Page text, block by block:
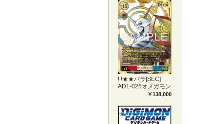
! !★★パラ[SEC]
AD1-025オメガモン
￥138,000